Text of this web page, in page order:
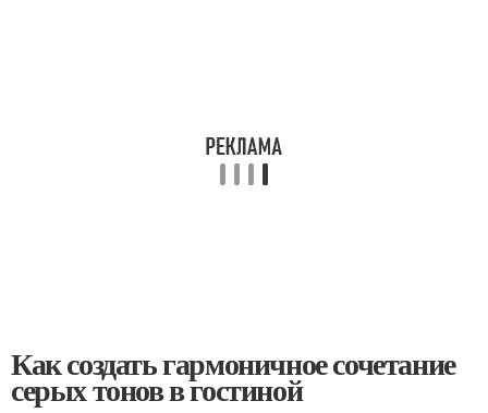
Как создать гармоничное сочетание
серых тонов в гостиной